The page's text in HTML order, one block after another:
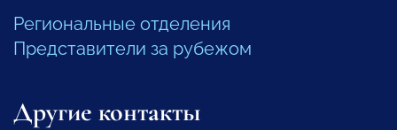
Региональные отделения
Представители за рубежом
Другие контакты